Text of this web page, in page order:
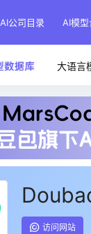
AI公司目录 AI模
大语言
访问网站